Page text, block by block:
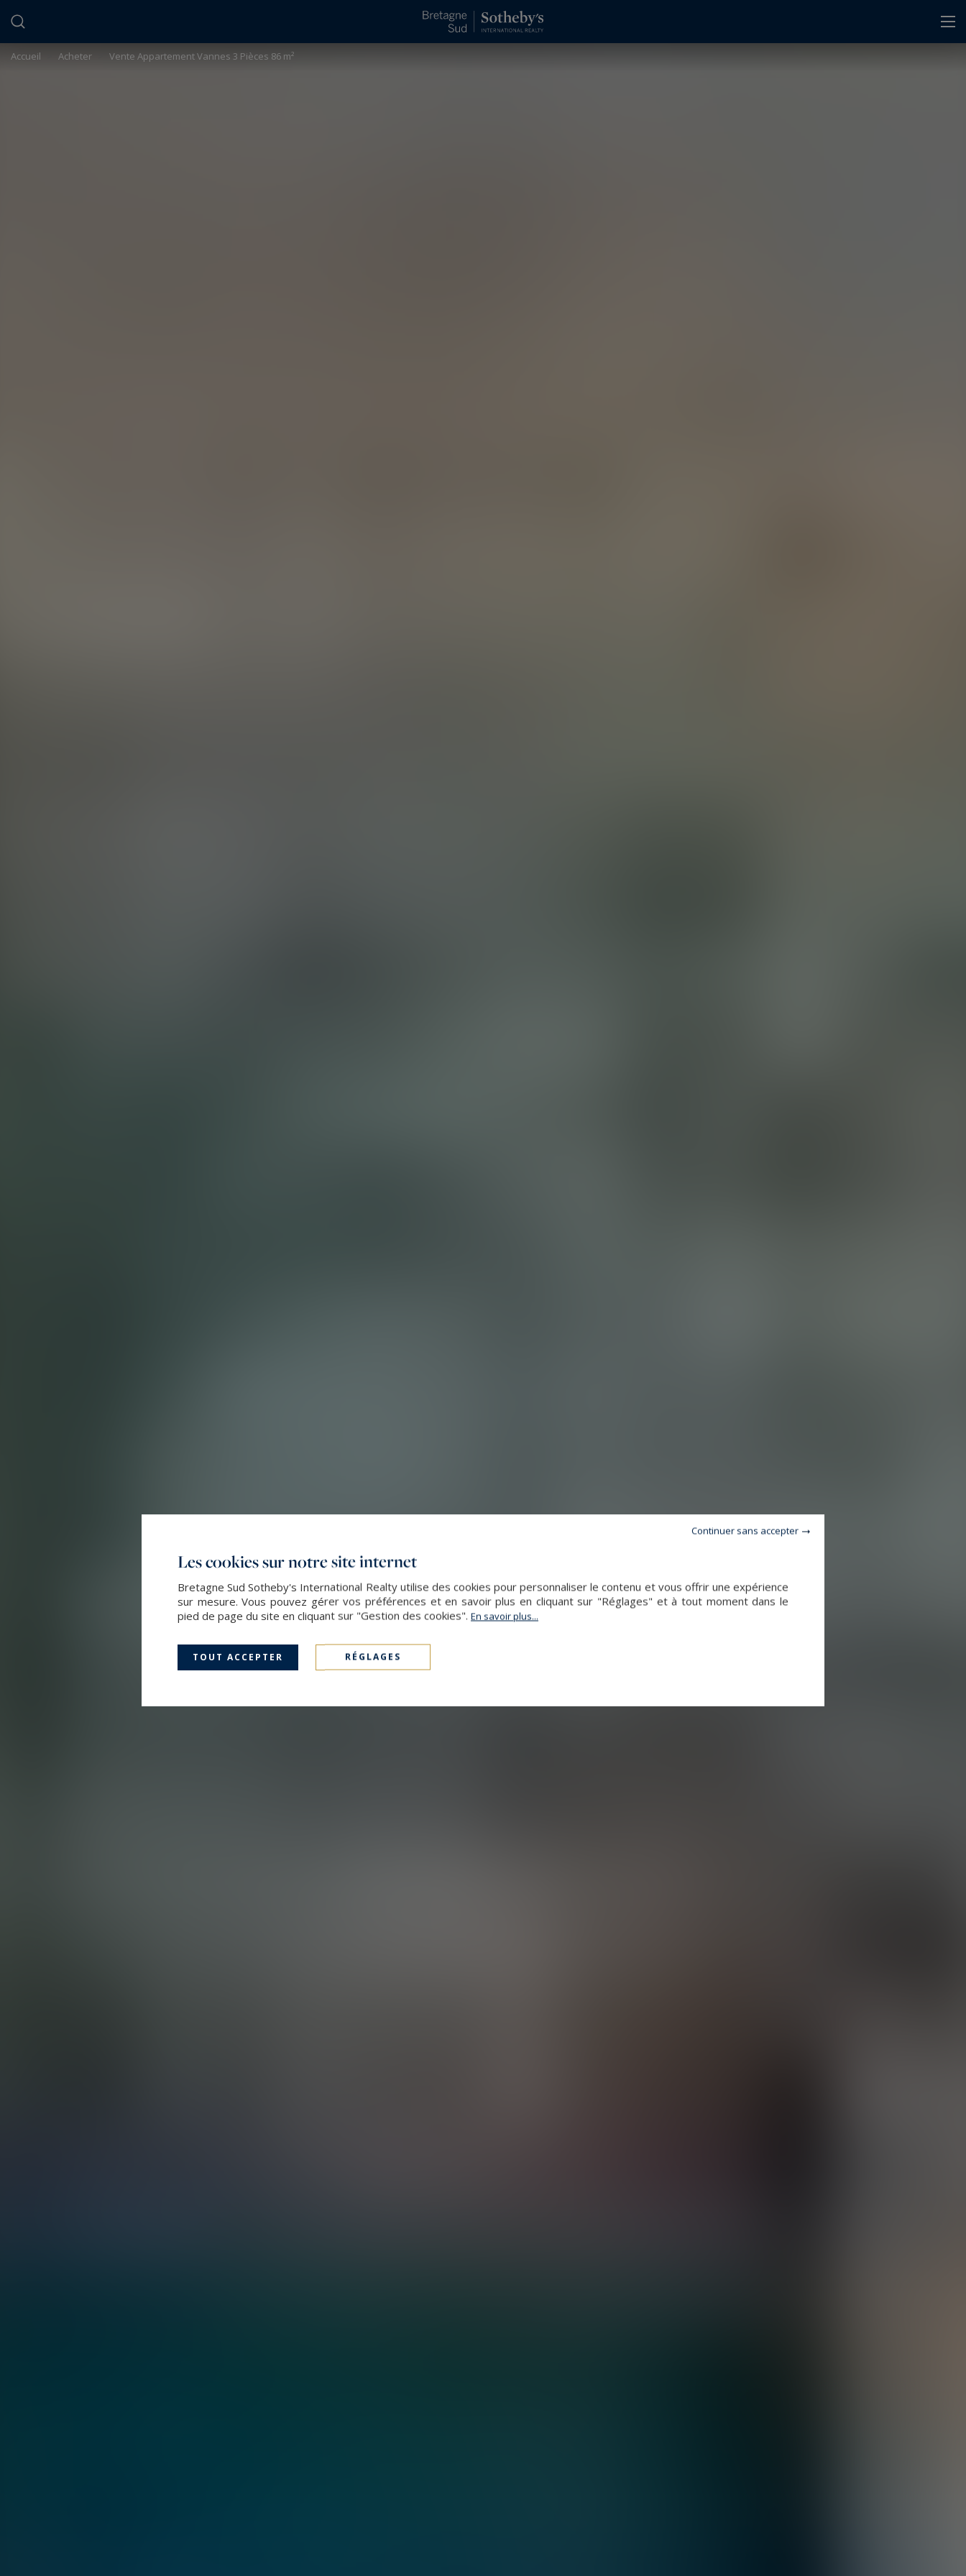
Accueil Acheter Vente Appartement Vannes 3 Pièces 86 m²
Les cookies sur notre site internet
Bretagne Sud Sotheby's International Realty utilise des cookies pour personnaliser le contenu et vous offrir une expérience
sur mesure. Vous pouvez gérer vos préférences et en savoir plus en cliquant sur "Réglages" et à tout moment dans le
pied de page du site en cliquant sur "Gestion des cookies". En savoir plus...
TOUT ACCEPTER RÉGLAGES
Continuer sans accepter